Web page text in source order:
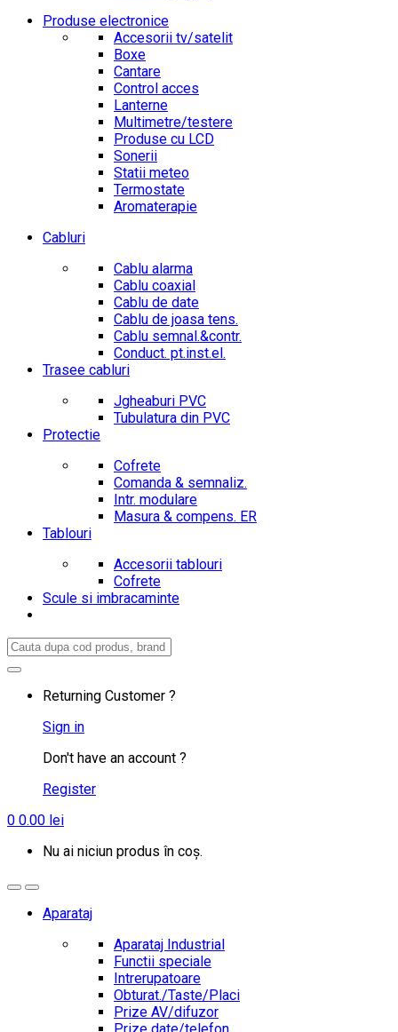
Produse electronice
Accesorii tv/satelit
Boxe
Cantare
Control acces
Lanterne
Multimetre/testere
Produse cu LCD
Sonerii
Statii meteo
Termostate
Aromaterapie
Cabluri
Cablu alarma
Cablu coaxial
Cablu de date
Cablu de joasa tens.
Cablu semnal.&contr.
Conduct. pt.inst.el.
Trasee cabluri
Jgheaburi PVC
Tubulatura din PVC
Protectie
Cofrete
Comanda & semnaliz.
Intr. modulare
Masura & compens. ER
Tablouri
Accesorii tablouri
Cofrete
Scule si imbracaminte
Search
Returning Customer ?
Sign in
Don't have an account ?
Register
0 0.00 lei
Nu ai niciun produs în coș.
Aparataj
Aparataj Industrial
Functii speciale
Intrerupatoare
Obturat./Taste/Placi
Prize AV/difuzor